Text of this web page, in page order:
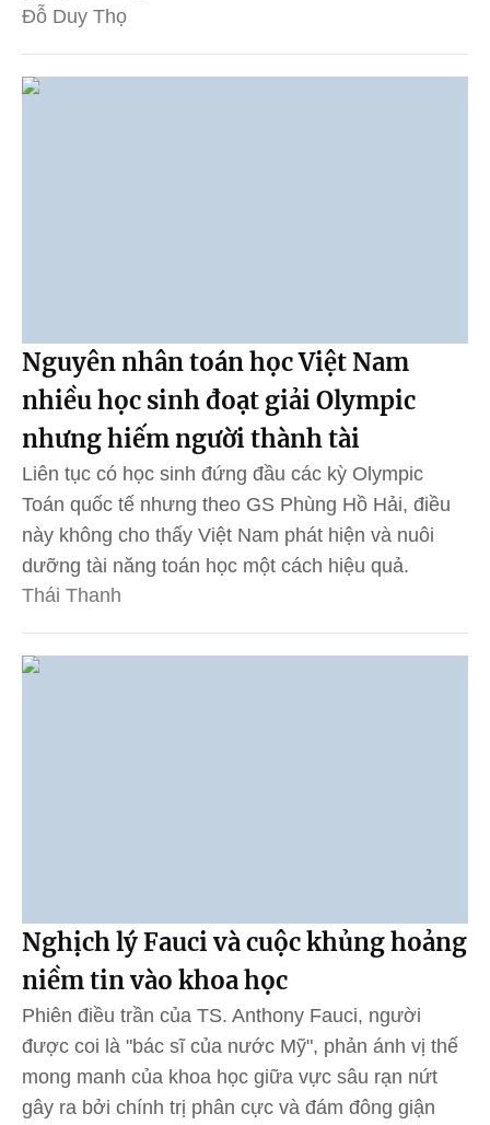
Đỗ Duy Thọ
Nguyên nhân toán học Việt Nam
nhiều học sinh đoạt giải Olympic
nhưng hiếm người thành tài
Liên tục có học sinh đứng đầu các kỳ Olympic
Toán quốc tế nhưng theo GS Phùng Hồ Hải, điều
này không cho thấy Việt Nam phát hiện và nuôi
dưỡng tài năng toán học một cách hiệu quả.
Thái Thanh
Nghịch lý Fauci và cuộc khủng hoảng
niềm tin vào khoa học
Phiên điều trần của TS. Anthony Fauci, người
được coi là "bác sĩ của nước Mỹ", phản ánh vị thế
mong manh của khoa học giữa vực sâu rạn nứt
gây ra bởi chính trị phân cực và đám đông giận